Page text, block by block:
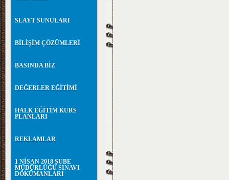
SLAYT SUNULARI
BİLİŞİM ÇÖZÜMLERİ
BASINDA BİZ
DEĞERLER EĞİTİMİ
HALK EĞİTİM KURS
PLANLARI
REKLAMLAR
1 NİSAN 2018 ŞUBE
MÜDÜRLÜĞÜ SINAVI
DÖKÜMANLARI